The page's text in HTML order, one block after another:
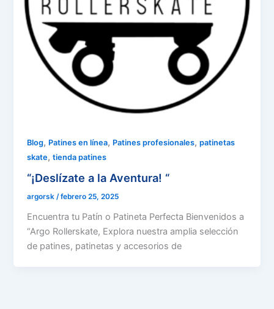
Blog, Patines en línea, Patines profesionales,patinetas
skate,tienda patines
“¡Deslízate a la Aventura! “
argorsk/febrero 25, 2025
Encuentra tu Patín o Patineta Perfecta Bienvenidos a
“Argo Rollerskate, Explora nuestra amplia selección
de patines, patinetas y accesorios de